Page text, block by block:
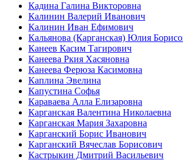
Кадина Галина Викторовна
Калинин Валерий Иванович
Калинин Иван Ефимович
Кальянова (Карганская) Юлия
Канеев Касим Тагирович
Канеева Ркия Хасяновна
Канеева Ферюза Касимовна
Каплина Эвелина
Капустина Софья
Караваева Алла Елизаровна
Карганская Валентина Николаевна
Карганская Мария Захаровна
Карганский Борис Иванович
Карганский Вячеслав Борисович
Кастрыкин Дмитрий Васильевич